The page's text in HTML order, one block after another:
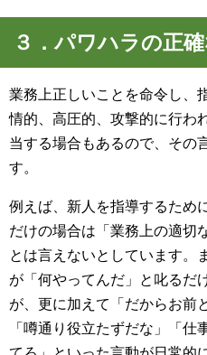
３．パワハラの正
業務上正しいことを命令し、
情的、高圧的、攻撃的に行わ
当する場合もあるので、その
す。
例えば、新人を指導するため
だけの場合は「業務上の適切
とは言えないとしています。
が「何やってんだ」と叱るだ
が、更に加えて「だからお前
「噂通り役立たずだな」「